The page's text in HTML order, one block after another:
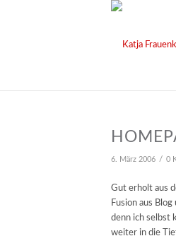
6. März 2006 / 0
Gut erholt aus
Fusion aus
denn ich selbst
weiter in die